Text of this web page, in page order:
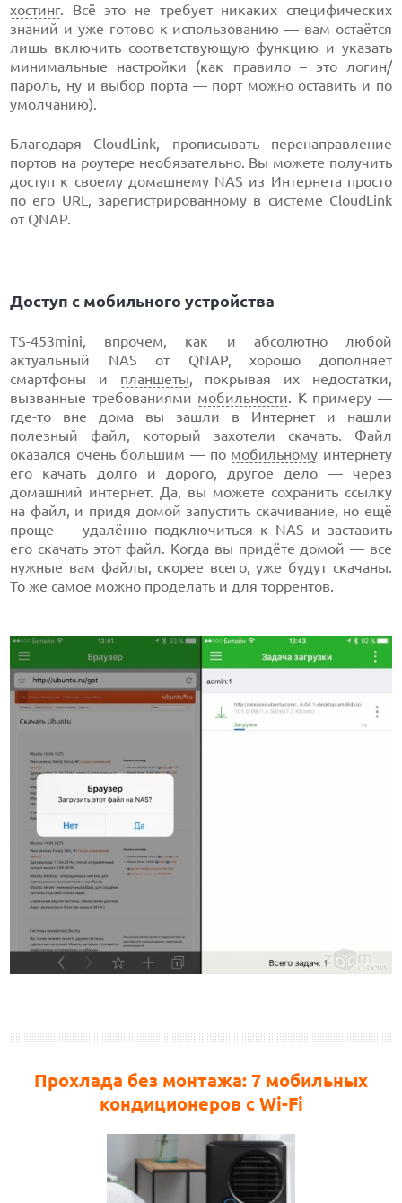
хостинг. Всё это не требует никаких специфических
знаний и уже готово к использованию — вам остаётся
лишь включить соответствующую функцию и указать
минимальные настройки (как правило – это логин/
пароль, ну и выбор порта — порт можно оставить и по
умолчанию).
Благодаря CloudLink, прописывать перенаправление
портов на роутере необязательно. Вы можете получить
доступ к своему домашнему NAS из Интернета просто
по его URL, зарегистрированному в системе CloudLink
от QNAP.
Доступ с мобильного устройства
TS-453mini, впрочем, как и абсолютно любой
актуальный NAS от QNAP, хорошо дополняет
смартфоны и планшеты, покрывая их недостатки,
вызванные требованиями мобильности. К примеру —
где-то вне дома вы зашли в Интернет и нашли
полезный файл, который захотели скачать. Файл
оказался очень большим — по мобильному интернету
его качать долго и дорого, другое дело — через
домашний интернет. Да, вы можете сохранить ссылку
на файл, и придя домой запустить скачивание, но ещё
проще — удалённо подключиться к NAS и заставить
его скачать этот файл. Когда вы придёте домой — все
нужные вам файлы, скорее всего, уже будут скачаны.
То же самое можно проделать и для торрентов.
Прохлада без монтажа: 7 мобильных
кондиционеров с Wi-Fi